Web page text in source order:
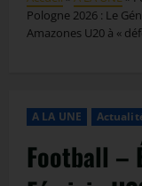
Pologne 2026 : Le
Amazones U20 à «
A LA UNE
Football –